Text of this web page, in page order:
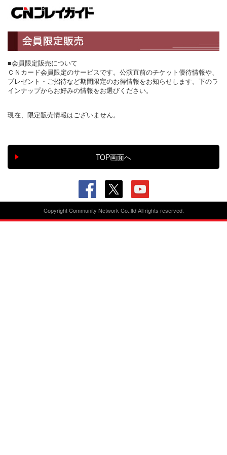
■会員限定販売について
ＣＮカード会員限定のサービスです。公演直前のチケット優待情報や、
プレゼント・ご招待など期間限定のお得情報をお知らせします。下のラ
インナップからお好みの情報をお選びください。
現在、限定販売情報はございません。
Copyright Community Network Co.,ltd All rights reserved.